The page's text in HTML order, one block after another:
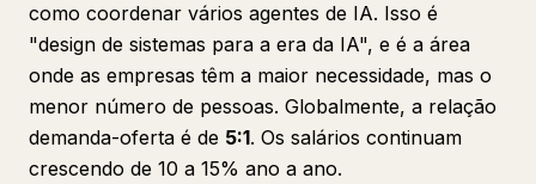
como coordenar vários agentes de IA. Isso é
"design de sistemas para a era da IA", e é a área
onde as empresas têm a maior necessidade, mas o
menor número de pessoas. Globalmente, a relação
demanda-oferta é de 5:1. Os salários continuam
crescendo de 10 a 15% ano a ano.